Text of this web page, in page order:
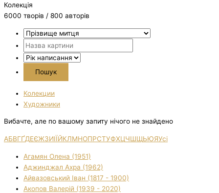
Колекція
6000 творiв / 800 авторів
Колекции
Художники
Вибачте, але по вашому запиту нічого не знайдено
АБВГҐДЕЄЖЗИІЇЙКЛМНОПРСТУФХЦЧШЩЬЮЯУсі
Агамян Олена (1951)
Аджинджал Ахра (1962)
Айвазовський Іван (1817 - 1900)
Акопов Валерій (1939 - 2020)